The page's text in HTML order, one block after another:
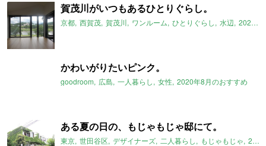
賀茂川がいつもあるひとりぐらし。
京都 西賀茂 賀茂川 ワンルーム ひとりぐらし 水辺 2020年8月のおすすめ
かわいがりたいピンク。
goodroom 広島 一人暮らし 女性 2020年8月のおすすめ
ある夏の日の、もじゃもじゃ邸にて。
東京 世田谷区 デザイナーズ 二人暮らし もじゃもじゃ 2020年8月のおすすめ